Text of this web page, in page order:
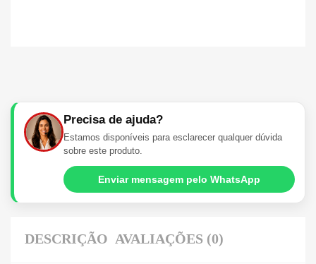
Precisa de ajuda?
Estamos disponíveis para esclarecer qualquer dúvida
sobre este produto.
Enviar mensagem pelo WhatsApp
DESCRIÇÃO AVALIAÇÕES (0)